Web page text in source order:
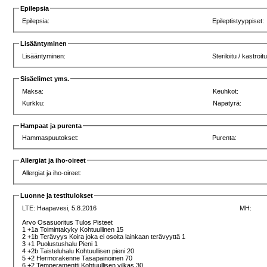
Epilepsia
Epilepsia:
Epileptistyyppiset:
Lisääntyminen
Lisääntyminen:
Steriloitu /
Sisäelimet yms.
Maksa:
Keuhkot:
Kurkku:
Napatyrä:
Hampaat ja purenta
Hammaspuutokset:
Purenta:
Allergiat ja iho-oireet
Allergiat ja iho-oireet:
Luonne ja testitulokset
LTE:Haapavesi, 5.8.2016
Arvo Osasuoritus Tulos Pisteet
1 +1a Toimintakyky Kohtuullinen 15
2 +1b Terävyys Koira joka ei osoita lainkaan terävyyttä 1
3 +1 Puolustushalu Pieni 1
4 +2b Taisteluhalu Kohtuullisen pieni 20
5 +2 Hermorakenne Tasapainoinen 70
6 +2 Temperamentti Kohtuullisen vilkas 30
MH: